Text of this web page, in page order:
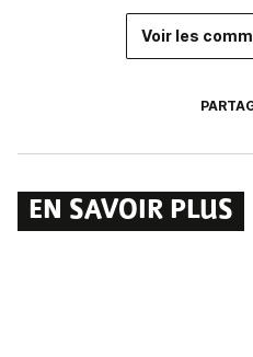
Voir les
EN SAVOIR PLUS